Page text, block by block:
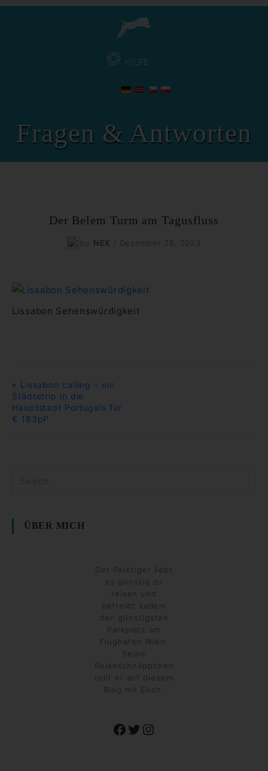
HILFE
Fragen & Antworten
Der Belem Turm am Tagusfluss
NEX
Lissabon Sehenswürdigkeit
« Lissabon calling – ein
Städtetrip in die
Hauptstadt Portugals für
€ 183pP
ÜBER MICH
Der Parktiger liebt
es günstig zu
reisen und
betreibt zudem
den günstigsten
Parkplatz am
Flughafen Wien.
Seine
Reiseschnäppchen
teilt er auf diesem
Blog mit Euch.
Facebook
TwitterInstagram